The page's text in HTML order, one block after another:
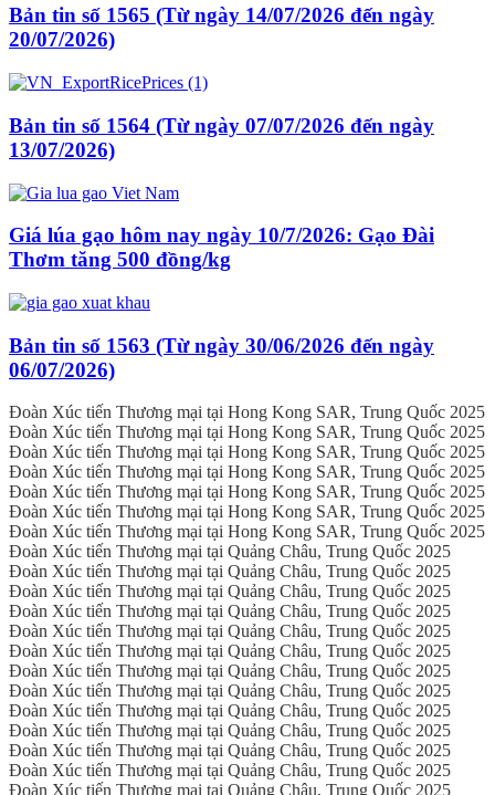
Bản tin số 1565 (Từ ngày 14/07/2026 đến ngày
20/07/2026)
Bản tin số 1564 (Từ ngày 07/07/2026 đến ngày
13/07/2026)
Giá lúa gạo hôm nay ngày 10/7/2026: Gạo Đài
Thơm tăng 500 đồng/kg
Bản tin số 1563 (Từ ngày 30/06/2026 đến ngày
06/07/2026)
Đoàn Xúc tiến Thương mại tại Hong Kong SAR, Trung Quốc 2025
Đoàn Xúc tiến Thương mại tại Hong Kong SAR, Trung Quốc 2025
Đoàn Xúc tiến Thương mại tại Hong Kong SAR, Trung Quốc 2025
Đoàn Xúc tiến Thương mại tại Hong Kong SAR, Trung Quốc 2025
Đoàn Xúc tiến Thương mại tại Hong Kong SAR, Trung Quốc 2025
Đoàn Xúc tiến Thương mại tại Hong Kong SAR, Trung Quốc 2025
Đoàn Xúc tiến Thương mại tại Hong Kong SAR, Trung Quốc 2025
Đoàn Xúc tiến Thương mại tại Quảng Châu, Trung Quốc 2025
Đoàn Xúc tiến Thương mại tại Quảng Châu, Trung Quốc 2025
Đoàn Xúc tiến Thương mại tại Quảng Châu, Trung Quốc 2025
Đoàn Xúc tiến Thương mại tại Quảng Châu, Trung Quốc 2025
Đoàn Xúc tiến Thương mại tại Quảng Châu, Trung Quốc 2025
Đoàn Xúc tiến Thương mại tại Quảng Châu, Trung Quốc 2025
Đoàn Xúc tiến Thương mại tại Quảng Châu, Trung Quốc 2025
Đoàn Xúc tiến Thương mại tại Quảng Châu, Trung Quốc 2025
Đoàn Xúc tiến Thương mại tại Quảng Châu, Trung Quốc 2025
Đoàn Xúc tiến Thương mại tại Quảng Châu, Trung Quốc 2025
Đoàn Xúc tiến Thương mại tại Quảng Châu, Trung Quốc 2025
Đoàn Xúc tiến Thương mại tại Quảng Châu, Trung Quốc 2025
Đoàn Xúc tiến Thương mại tại Quảng Châu, Trung Quốc 2025